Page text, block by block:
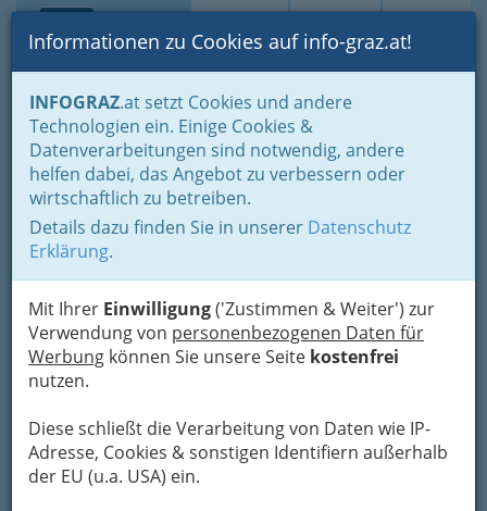
Suche Login Toggle
Informationen zu Cookies auf info-graz.at!
INFOGRAZ.at setzt Cookies und andere
Technologien ein. Einige Cookies &
Datenverarbeitungen sind notwendig, andere
helfen dabei, das Angebot zu verbessern oder
wirtschaftlich zu betreiben.
Details dazu finden Sie in unserer Datenschutz
Erklärung.
Mit Ihrer Einwilligung('Zustimmen & Weiter') zur
Verwendung von personenbezogenen Daten für
Werbung können Sie unsere Seite kostenfrei
nutzen.
Diese schließt die Verarbeitung von Daten wie IP-
Adresse, Cookies & sonstigen Identifiern außerhalb
der EU (u.a. USA) ein.
Home
Fotos
Jänner bis Dezember - nach Monaten und Halbjahren gruppiert
Oktober 2013
Thalia - 150 Beats per
Minute
Previous Next